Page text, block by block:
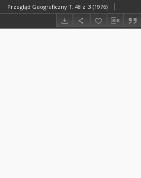
Przegląd Geograficzny T. 48 z. 3 (1976)